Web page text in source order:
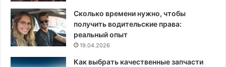
Сколько времени нужно, чтобы
получить водительские права:
реальный опыт
19.04.2026
Как выбрать качественные запчасти